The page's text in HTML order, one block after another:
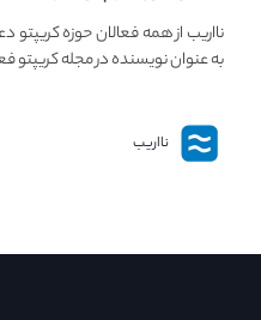
فعالیت در مجله کریپتو
نااریب از همه فعالان حوزه کریپتو
به عنوان نویسنده در مجله کریپتو
نااریب